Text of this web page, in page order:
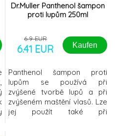
Dr.Muller Panthenol šampon
proti lupům 250ml
6.9 EUR
6.41 EUR Kaufen
Panthenol šampon proti
lupům se používá při
zvýšené tvorbě lupů a při
zvýšeném maštění vlasů. Lze
jej použít také při